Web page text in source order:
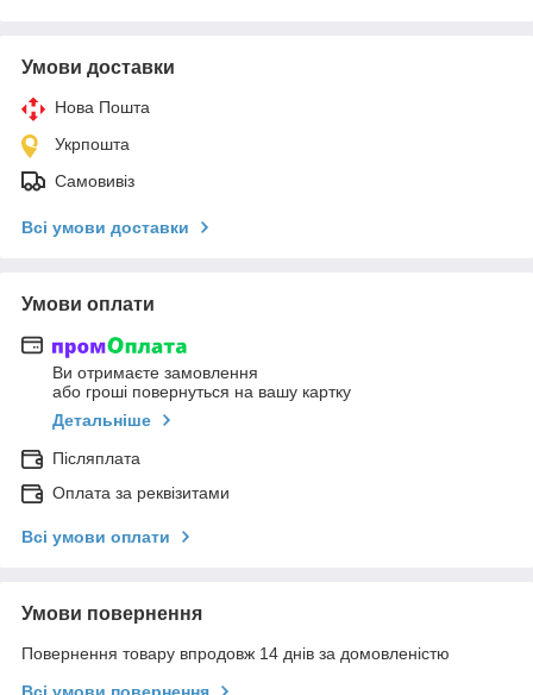
Умови доставки
Нова Пошта
Укрпошта
Самовивіз
Всі умови доставки
Умови оплати
Ви отримаєте замовлення
або гроші повернуться на вашу картку
Детальніше
Післяплата
Оплата за реквізитами
Всі умови оплати
Умови повернення
Повернення товару впродовж 14 днів за домовленістю